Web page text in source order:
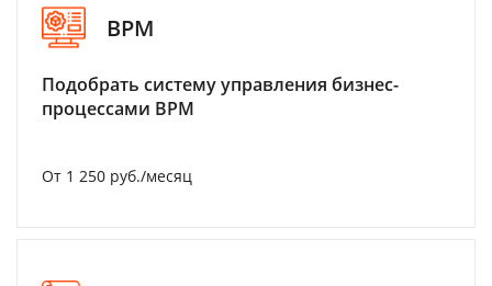
BPM
Подобрать систему управления бизнес-
процессами BPM
От 1 250 руб./месяц